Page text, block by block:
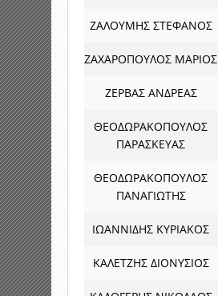
ΖΑΛΟΥΜΗΣ ΣΤΕΦΑΝΟΣ
ΖΑΧΑΡΟΠΟΥΛΟΣ ΜΑΡΙΟΣ
ΖΕΡΒΑΣ ΑΝΔΡΕΑΣ
ΘΕΟΔΩΡΑΚΟΠΟΥΛΟΣ
ΠΑΡΑΣΚΕΥΑΣ
ΘΕΟΔΩΡΑΚΟΠΟΥΛΟΣ
ΠΑΝΑΓΙΩΤΗΣ
ΙΩΑΝΝΙΔΗΣ ΚΥΡΙΑΚΟΣ
ΚΑΛΕΤΖΗΣ ΔΙΟΝΥΣΙΟΣ